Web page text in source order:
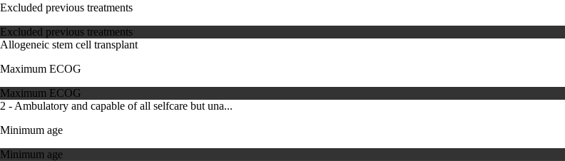
Excluded previous treatments
Excluded previous treatments
Allogeneic stem cell transplant
Maximum ECOG
Maximum ECOG
2 - Ambulatory and capable of all selfcare but una...
Minimum age
Minimum age